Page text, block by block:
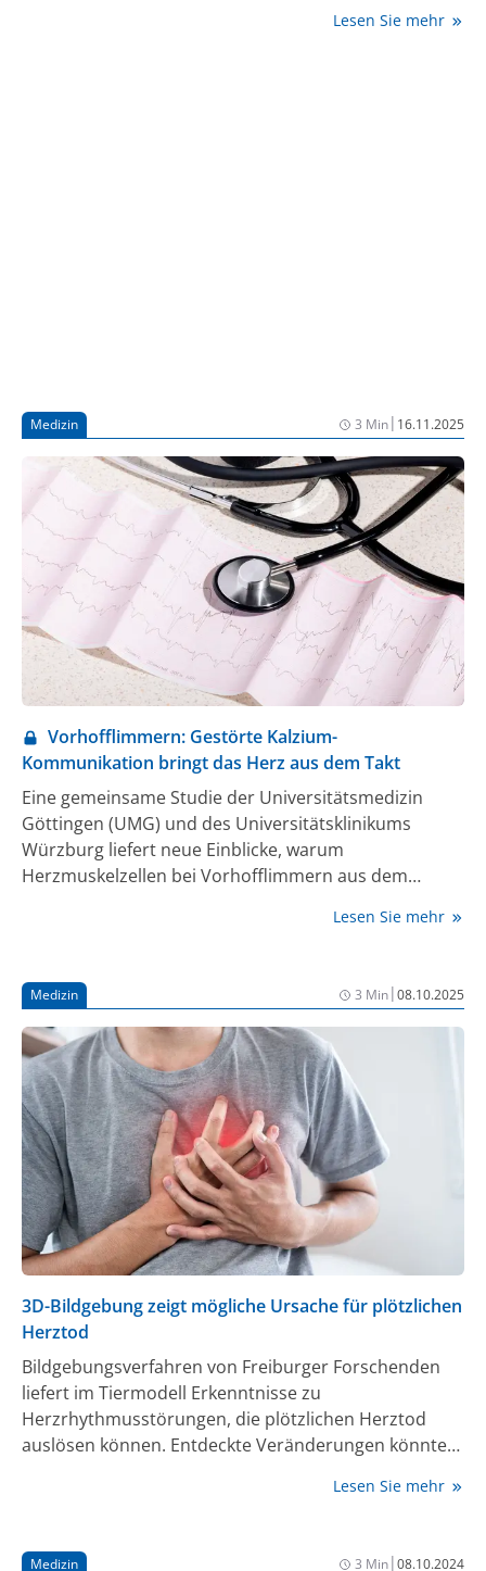
Blutungsrisiko. Eine jetzt im New England Journal of
Lesen Sie mehr
Medizin 3 Min| 16.11.2025
Vorhofflimmern: Gestörte Kalzium-
Kommunikation bringt das Herz aus dem Takt
Eine gemeinsame Studie der Universitätsmedizin
Göttingen (UMG) und des Universitätsklinikums
Würzburg liefert neue Einblicke, warum
Herzmuskelzellen bei Vorhofflimmern aus dem
Kommunikation zwischen zentralen Zellstrukturen
Mechanismus sein. Die Ergebnisse sind im
Fachjournal Circulation Research veröffentlicht.
Lesen Sie mehr
Medizin 3 Min|08.10.2025
3D-Bildgebung zeigt mögliche Ursache für plötzlichen
Herztod
Bildgebungsverfahren von Freiburger Forschenden
liefert im Tiermodell Erkenntnisse zu
Herzrhythmusstörungen, die plötzlichen Herztod
auslösen können. Entdeckte Veränderungen könnten
Menschen betroffen sind. Ergebnisse wurden im
veröffentlicht.
Lesen Sie mehr
Medizin 3 Min|08.10.2024